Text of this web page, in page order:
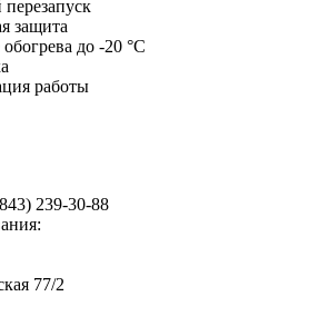
защита
до -20 °С
работы
239-30-88
77/2